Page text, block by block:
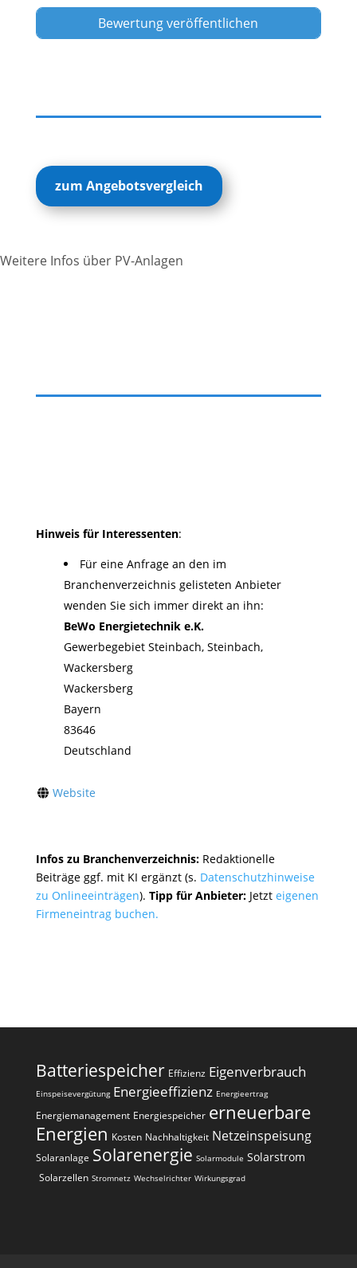
zum Angebotsvergleich
Weitere Infos über PV-Anlagen
Hinweis für Interessenten:
Für eine Anfrage an den im
Branchenverzeichnis gelisteten Anbieter
wenden Sie sich immer direkt an ihn:
BeWo Energietechnik e.K.
Gewerbegebiet Steinbach, Steinbach,
Wackersberg
Wackersberg
Bayern
83646
Deutschland
Website
Infos zu Branchenverzeichnis: Redaktionelle
Beiträge ggf. mit KI ergänzt (s. Datenschutzhinweise
zu Onlineeinträgen). Tipp für Anbieter:Jetzt eigenen
Firmeneintrag buchen.
Batteriespeicher Effizienz Eigenverbrauch
Einspeisevergütung Energieeffizienz Energieertrag
Energiemanagement Energiespeicher erneuerbare
Energien Kosten Nachhaltigkeit Netzeinspeisung
Solaranlage Solarenergie Solarmodule Solarstrom
Solarzellen Stromnetz Wechselrichter Wirkungsgrad